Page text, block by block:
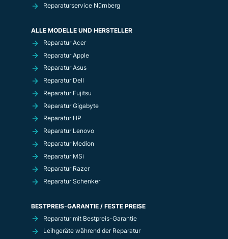
Reparaturservice Nürnberg
ALLE MODELLE UND HERSTELLER
Reparatur Acer
Reparatur Apple
Reparatur Asus
Reparatur Dell
Reparatur Fujitsu
Reparatur Gigabyte
Reparatur HP
Reparatur Lenovo
Reparatur Medion
Reparatur MSi
Reparatur Razer
Reparatur Schenker
BESTPREIS-GARANTIE / FESTE PREISE
Reparatur mit Bestpreis-Garantie
Leihgeräte während der Reparatur